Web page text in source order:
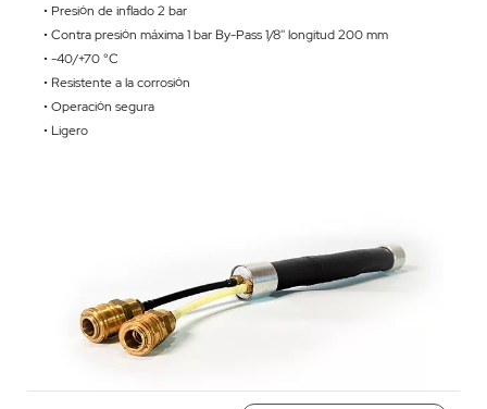
• Presión de inflado 2 bar
• Contra presión máxima 1 bar By-Pass 1/8'' longitud 200 mm
• -40/+70 °C
• Resistente a la corrosión
• Operación segura
• Ligero